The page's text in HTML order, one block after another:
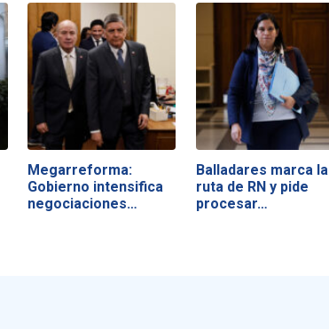
Megarreforma:
Gobierno intensifica
negociaciones…
Balladares marca la
ruta de RN y pide
procesar…